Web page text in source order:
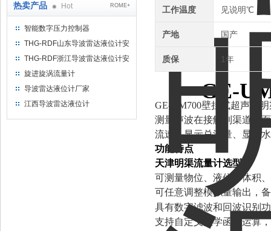
热卖产品 Hot ROME+
智能数字压力控制器
THG-RDF山东导波雷达液位计安
装方法
THG-RDF浙江导波雷达液位计安
装方法
旋进旋涡流量计
导波雷达液位计厂家
江西导波雷达液位计
工作温度 见说明℃
产地 国产
质保 1年
GE-
GE-UM700壁挂式超声波
测量声波在接触到渠道水
流速、显示总流量、显示
功能特点
天津明渠流量计选型
可测量物位、液位、体积
可任意调整模拟量输出，
具有数字滤波和回波识别
支持自定义数学函数运算